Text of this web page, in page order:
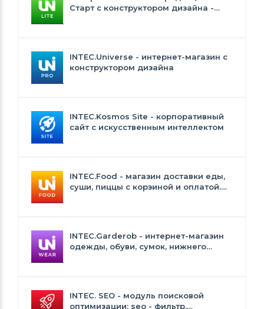
Старт с конструктором дизайна -
INTEC.Universe - интернет-магазин с
конструктором дизайна
INTEC.Kosmos Site - корпоративный
сайт с искусственным интеллектом
INTEC.Food - магазин доставки еды,
суши, пиццы с корзиной и оплатой.
INTEC.Garderob - интернет-магазин
одежды, обуви, сумок, нижнего
INTEC. SEO - модуль поисковой
оптимизации: seo - фильтр,